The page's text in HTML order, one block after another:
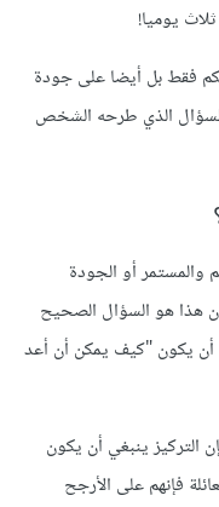
يوميا!
فقط بل أيضا على جودة
السؤال الذي طرحه الشخص
والمستمر أو الجودة
هذا هو السؤال الصحيح
أن يكون "كيف يمكن أن أعد
التركيز ينبغي أن يكون
فإنهم على الأرجح